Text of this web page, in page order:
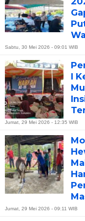
Sabtu, 30 Mei 2026 - 09:01 WIB
I
Jumat, 29 Mei 2026 - 12:35 WIB
Jumat, 29 Mei 2026 - 09:11 WIB